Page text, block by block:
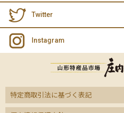
Twitter
Instagram
特定商取引法に基づく表記